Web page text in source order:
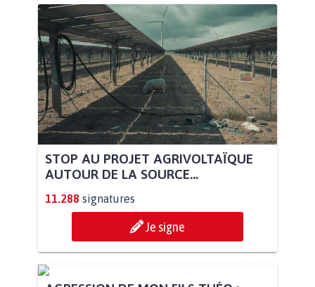
STOP AU PROJET AGRIVOLTAÏQUE
AUTOUR DE LA SOURCE...
11.288 signatures
Je signe